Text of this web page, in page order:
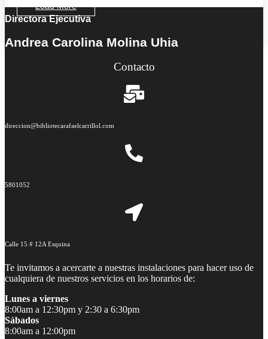
Load More
End of Content.
Directora Ejecutiva
Andrea Carolina Molina Uhia
Contacto
direccion@bibliotecarafaelcarrillol.com
5801052
Calle 15 # 12A Esquina
Te invitamos a acercarte a nuestras instalaciones para hacer uso de
cualquiera de nuestros servicios en los horarios de:
Lunes a viernes
8:00am a 12:30pm y 2:30 a 6:30pm
Sábados
8:00am a 12:00pm